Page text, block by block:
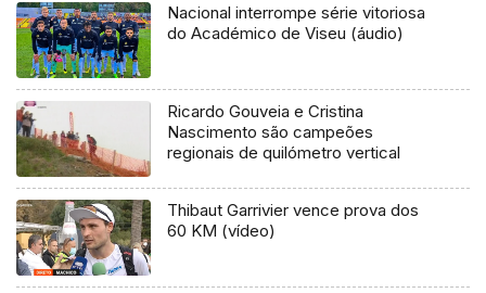
Nacional interrompe série vitoriosa
do Académico de Viseu (áudio)
Ricardo Gouveia e Cristina
Nascimento são campeões
regionais de quilómetro vertical
Thibaut Garrivier vence prova dos
60 KM (vídeo)